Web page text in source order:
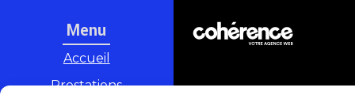
Menu
Accueil
Prestations